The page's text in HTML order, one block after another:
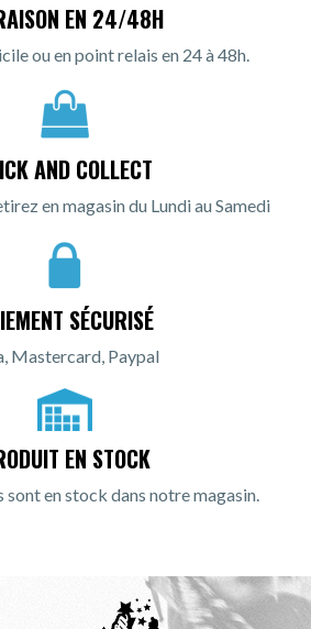
EN 24/48H
ou en point relais en 24 à 48h.
AND COLLECT
en magasin du Lundi au Samedi
SÉCURISÉ
Mastercard, Paypal
EN STOCK
sont en stock dans notre magasin.